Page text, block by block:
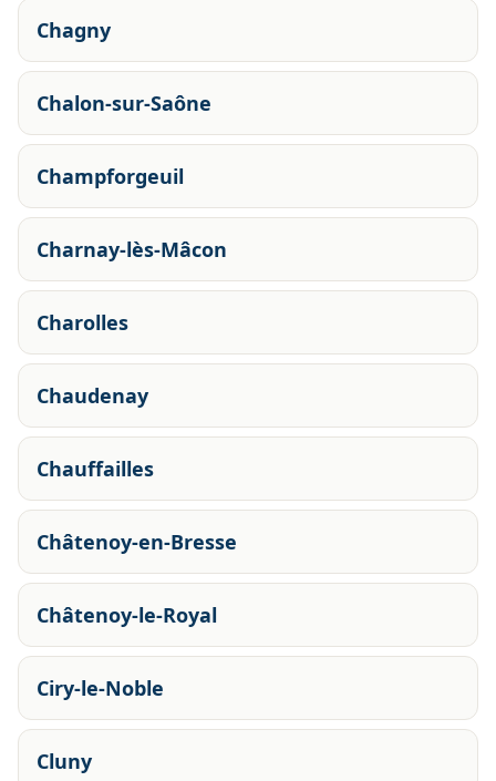
Chagny
Chalon-sur-Saône
Champforgeuil
Charnay-lès-Mâcon
Charolles
Chaudenay
Chauffailles
Châtenoy-en-Bresse
Châtenoy-le-Royal
Ciry-le-Noble
Cluny